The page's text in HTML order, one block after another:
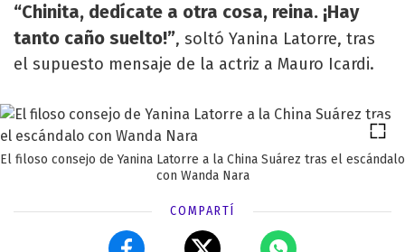
“Chinita, dedícate a otra cosa, reina. ¡Hay
tanto caño suelto!”, soltó Yanina Latorre, tras
el supuesto mensaje de la actriz a Mauro Icardi.
El filoso consejo de Yanina Latorre a la China Suárez tras el escándalo
con Wanda Nara
COMPARTÍ